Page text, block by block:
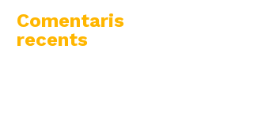
Comentaris
recents